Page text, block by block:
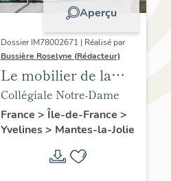
Aperçu
Dossier IM78002671 | Réalisé par
Bussière Roselyne (Rédacteur)
Le mobilier de la
collégiale
Collégiale Notre-Dame
France > Île-de-France >
Yvelines> Mantes-la-Jolie